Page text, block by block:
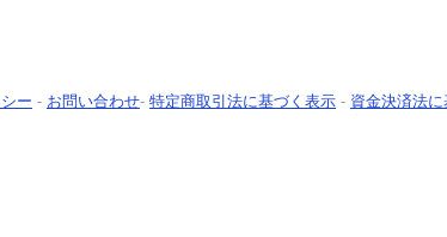
ー - お問い合わせ- 特定商取引法に基づく表示 - 資金決済法